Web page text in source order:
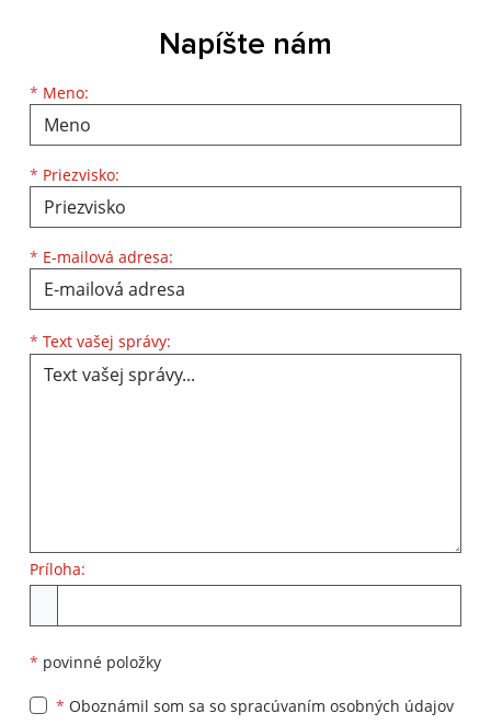
Napíšte nám
* Meno:
Meno
* Priezvisko:
Priezvisko
* E-mailová adresa:
E-mailová adresa
* Text vašej správy:
Príloha:
* povinné položky
* Oboznámil som sa so spracúvaním osobných údajov